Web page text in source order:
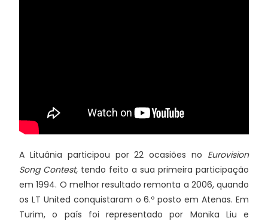
A Lituânia participou por 22 ocasiões no Eurovision
Song Contest, tendo feito a sua primeira participação
em 1994. O melhor resultado remonta a 2006, quando
os LT United conquistaram o 6.º posto em Atenas. Em
Turim, o país foi representado por Monika Liu e